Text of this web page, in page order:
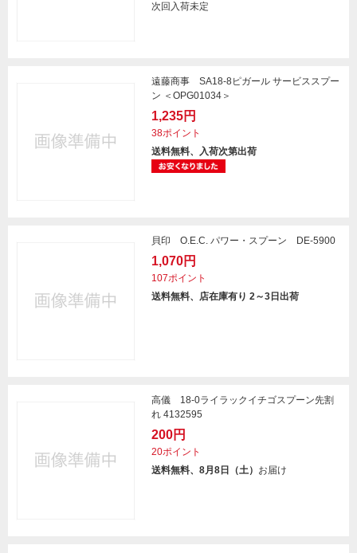
次回入荷未定
遠藤商事 SA18-8ピガール サービススプー
ン ＜OPG01034＞
1,235円
38ポイント
送料無料、入荷次第出荷
貝印 O.E.C. パワー・スプーン DE-5900
1,070円
107ポイント
送料無料、店在庫有り 2～3日出荷
高儀 18-0ライラックイチゴスプーン先割
れ 4132595
200円
20ポイント
送料無料、8月8日（土） お届け